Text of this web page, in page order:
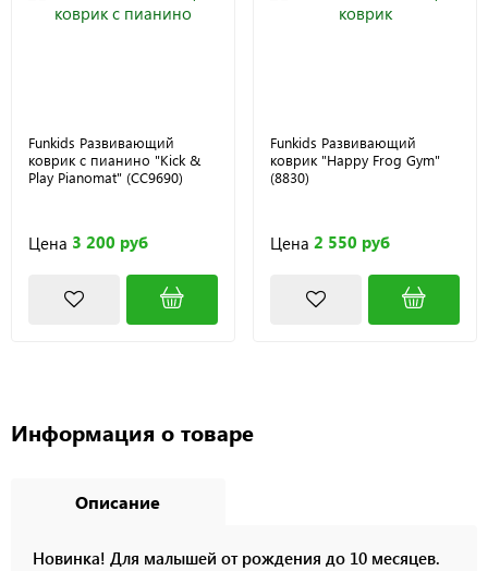
Funkids Развивающий
коврик с пианино "Kick &
Play Pianomat" (CC9690)
Цена 3 200 руб
Funkids Развивающий
коврик "Happy Frog Gym"
(8830)
Цена 2 550 руб
Информация о товаре
Описание
Новинка! Для малышей от рождения до 10 месяцев.